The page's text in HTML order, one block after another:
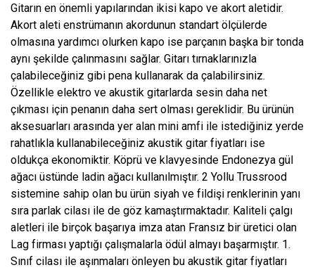
Gitarın en önemli yapılarından ikisi kapo ve akort aletidir.
Akort aleti enstrümanın akordunun standart ölçülerde
olmasına yardımcı olurken kapo ise parçanın başka bir tonda
aynı şekilde çalınmasını sağlar. Gitarı tırnaklarınızla
çalabileceğiniz gibi pena kullanarak da çalabilirsiniz.
Özellikle elektro ve akustik gitarlarda sesin daha net
çıkması için penanın daha sert olması gereklidir. Bu ürünün
aksesuarları arasında yer alan mini amfi ile istediğiniz yerde
rahatlıkla kullanabileceğiniz akustik gitar fiyatları ise
oldukça ekonomiktir. Köprü ve klavyesinde Endonezya gül
ağacı üstünde ladin ağacı kullanılmıştır. 2 Yollu Trussrood
sistemine sahip olan bu ürün siyah ve fildişi renklerinin yanı
sıra parlak cilası ile de göz kamaştırmaktadır. Kaliteli çalgı
aletleri ile birçok başarıya imza atan Fransız bir üretici olan
Lag firması yaptığı çalışmalarla ödül almayı başarmıştır. 1.
Sınıf cilası ile aşınmaları önleyen bu akustik gitar fiyatları